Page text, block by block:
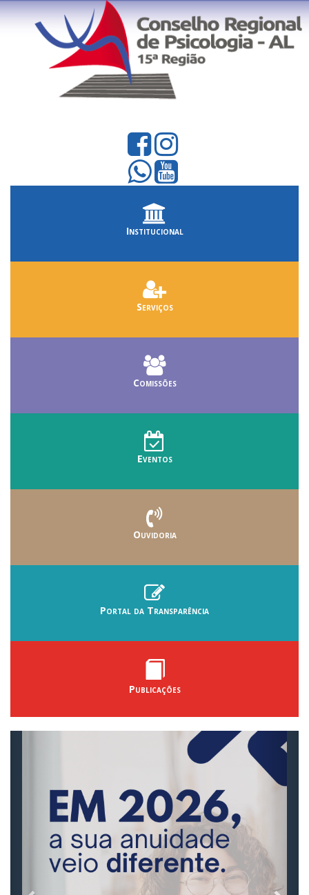
Institucional
Serviços
Comissões
Eventos
Ouvidoria
Portal da Transparência
Publicações